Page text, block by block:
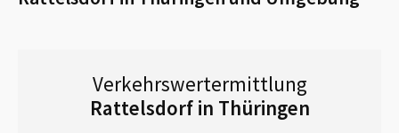
Verkehrswertermittlung
Rattelsdorf in Thüringen